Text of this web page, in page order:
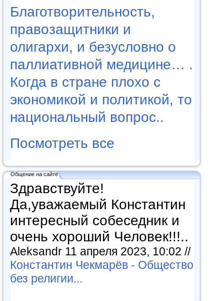
Благотворительность,
правозащитники и
олигархи, и безусловно о
паллиативной медицине… .
Когда в стране плохо с
экономикой и политикой, то
национальный вопрос..
Посмотреть все
Общение на сайте
Здравствуйте!
Да,уважаемый Константин
интересный собеседник и
очень хороший Человек!!!..
Aleksandr 11 апреля 2023, 10:02 //
Константин Чекмарёв - Общество
без религии...